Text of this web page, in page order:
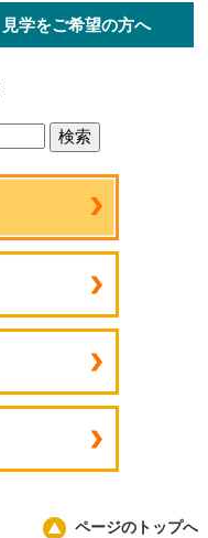
見学をご希望の方へ
ページのトップへ